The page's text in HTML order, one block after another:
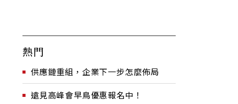
熱門
供應鏈重組，企業下一步怎麼佈局
遠見高峰會早鳥優惠報名中！